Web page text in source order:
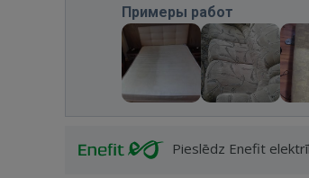
Примеры работ
Pieslēdz Enefit